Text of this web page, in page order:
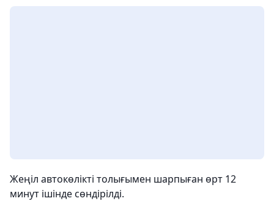
Жеңіл автокөлікті толығымен шарпыған өрт 12
минут ішінде сөндірілді.